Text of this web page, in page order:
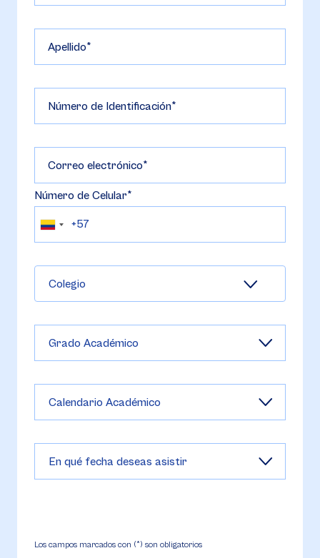
Apellido
Número de Identificación
Correo electrónico
Número de Celular
Colegio
Los campos marcados con (*) son obligatorios